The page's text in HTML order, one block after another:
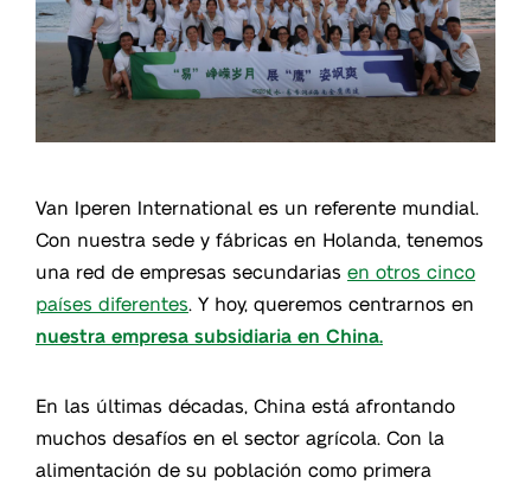
Van Iperen International es un referente mundial.
Con nuestra sede y fábricas en Holanda, tenemos
una red de empresas secundarias en otros cinco
países diferentes. Y hoy, queremos centrarnos en
nuestra empresa subsidiaria en China.
En las últimas décadas, China está afrontando
muchos desafíos en el sector agrícola. Con la
alimentación de su población como primera